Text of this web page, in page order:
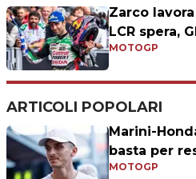
Zarco
LCR spera,
MOTOGP
ARTICOLI POPOLARI
Marini-
basta per
MOTOGP